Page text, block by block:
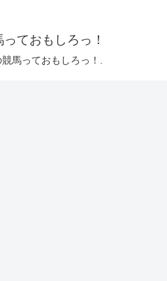
っておもしろっ！
馬っておもしろっ！.